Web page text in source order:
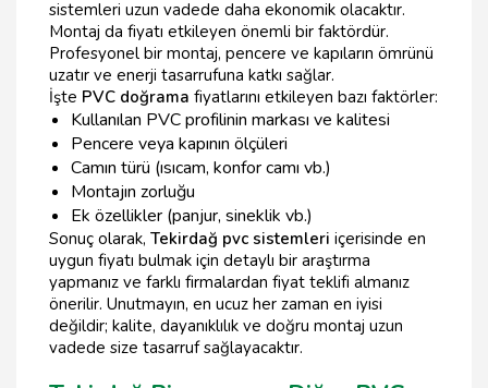
sistemleri uzun vadede daha ekonomik olacaktır.
Montaj da fiyatı etkileyen önemli bir faktördür.
Profesyonel bir montaj, pencere ve kapıların ömrünü
uzatır ve enerji tasarrufuna katkı sağlar.
İşte PVC doğrama fiyatlarını etkileyen bazı faktörler:
Kullanılan PVC profilinin markası ve kalitesi
Pencere veya kapının ölçüleri
Camın türü (ısıcam, konfor camı vb.)
Montajın zorluğu
Ek özellikler (panjur, sineklik vb.)
Sonuç olarak, Tekirdağ pvc sistemleri içerisinde en
uygun fiyatı bulmak için detaylı bir araştırma
yapmanız ve farklı firmalardan fiyat teklifi almanız
önerilir. Unutmayın, en ucuz her zaman en iyisi
değildir; kalite, dayanıklılık ve doğru montaj uzun
vadede size tasarruf sağlayacaktır.